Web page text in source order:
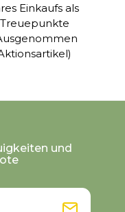
Einkaufs als
Treuepunkte
und